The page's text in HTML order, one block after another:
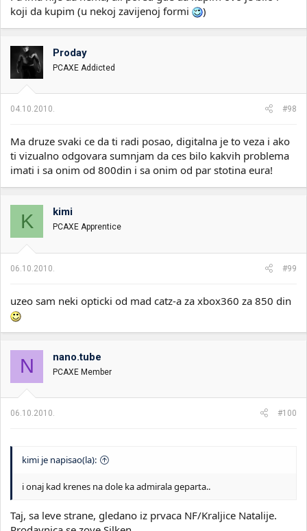
koji da kupim (u nekoj zavijenoj formi
)
Proday
PCAXE Addicted
04.10.2010. #98
Ma druze svaki ce da ti radi posao, digitalna je to veza i ako
ti vizualno odgovara sumnjam da ces bilo kakvih problema
imati i sa onim od 800din i sa onim od par stotina eura!
K kimi
PCAXE Apprentice
06.10.2010. #99
uzeo sam neki opticki od mad catz-a za xbox360 za 850 din
N nano.tube
PCAXE Member
06.10.2010. #100
kimi je napisao(la):
i onaj kad krenes na dole ka admirala geparta..
Taj, sa leve strane, gledano iz prvaca NF/Kraljice Natalije.